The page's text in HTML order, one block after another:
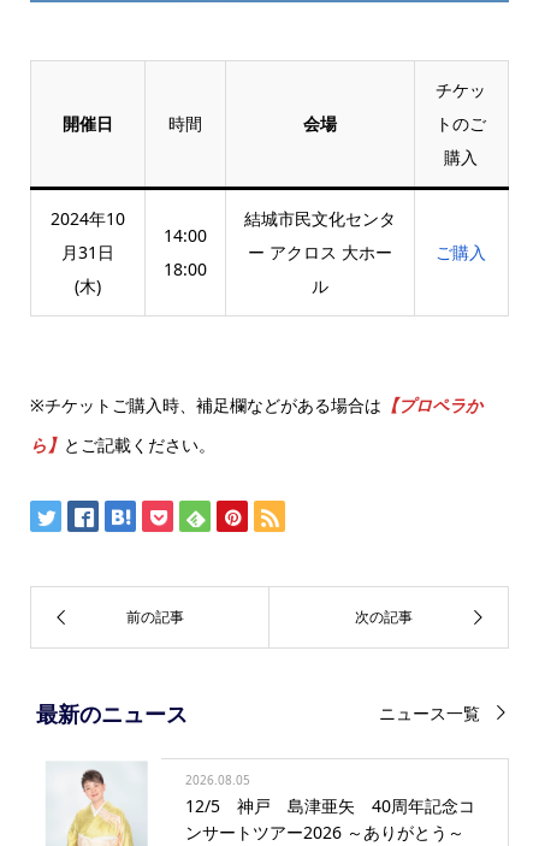
開催日 時間 会場
チケッ
トのご
購入
2024年10
月31日
(木)
14:00
18:00
結城市民文化センタ
ー アクロス 大ホー
ル
ご購入
※チケットご購入時、補足欄などがある場合は 【プロペラか
ら】 とご記載ください。
最新のニュース ニュース一覧
2026.08.05
12/5 神戸 島津亜矢 40周年記念コ
ンサートツアー2026 ～ありがとう～